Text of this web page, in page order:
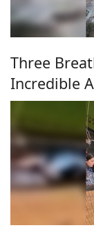
Three
Incredible